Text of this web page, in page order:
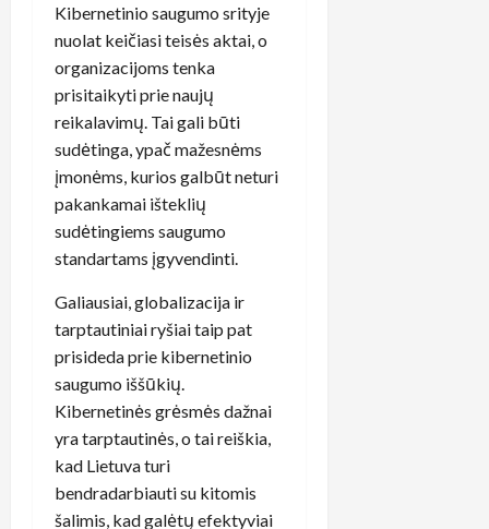
Kibernetinio saugumo srityje
nuolat keičiasi teisės aktai, o
organizacijoms tenka
prisitaikyti prie naujų
reikalavimų. Tai gali būti
sudėtinga, ypač mažesnėms
įmonėms, kurios galbūt neturi
pakankamai išteklių
sudėtingiems saugumo
standartams įgyvendinti.
Galiausiai, globalizacija ir
tarptautiniai ryšiai taip pat
prisideda prie kibernetinio
saugumo iššūkių.
Kibernetinės grėsmės dažnai
yra tarptautinės, o tai reiškia,
kad Lietuva turi
bendradarbiauti su kitomis
šalimis, kad galėtų efektyviai